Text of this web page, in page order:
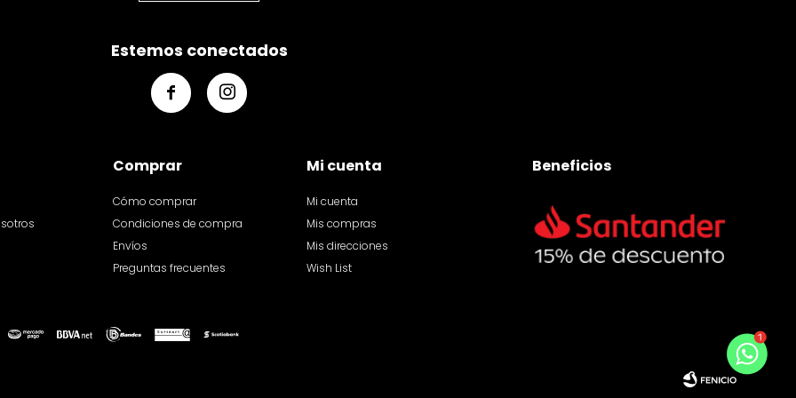
Comprar
Cómo comprar
Condiciones de compra
Envíos
Preguntas frecuentes
Mi cuenta
Mi cuenta
Mis compras
Mis direcciones
Wish List
Beneficios
Estemos conectados
 